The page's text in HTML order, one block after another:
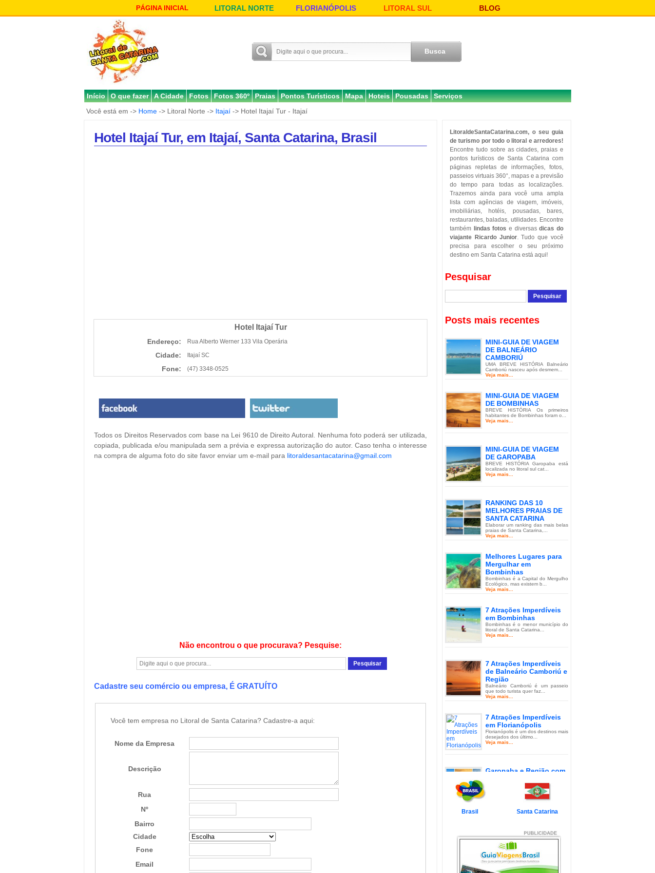
PÁGINA INICIAL LITORAL NORTE FLORIANÓPOLIS LITORAL SUL BLOG
Início O que fazer A Cidade Fotos Fotos 360º Praias Pontos Turísticos Mapa Hoteis Pousadas
Serviços
Você está em -> Home -> Litoral Norte -> Itajaí -> Hotel Itajaí Tur - Itajaí
Hotel Itajaí Tur, em Itajaí, Santa Catarina, Brasil
Hotel Itajaí Tur
Endereço: Rua Alberto Werner 133 Vila Operária
Cidade: Itajaí SC
Fone: (47) 3348-0525
Todos os Direitos Reservados com base na Lei 9610 de Direito Autoral. Nenhuma foto poderá ser utilizada,
copiada, publicada e/ou manipulada sem a prévia e expressa autorização do autor. Caso tenha o interesse
na compra de alguma foto do site favor enviar um e-mail para litoraldesantacatarina@gmail.com
Não encontrou o que procurava? Pesquise:
Cadastre seu comércio ou empresa, É GRATUÍTO
Você tem empresa no Litoral de Santa Catarina? Cadastre-a aqui:
Nome da Empresa
Descrição
Rua
Nº
Bairro
Cidade
Fone
Email
LitoraldeSantaCatarina.com, o seu guia
de turismo por todo o litoral e arredores!
Encontre tudo sobre as cidades, praias e
pontos turísticos de Santa Catarina com
páginas repletas de informações, fotos,
passeios virtuais 360°, mapas e a previsão
do tempo para todas as localizações.
Trazemos ainda para você uma ampla
lista com agências de viagem, imóveis,
imobiliárias, hotéis, pousadas, bares,
restaurantes, baladas, utilidades. Encontre
também
lindas fotos e diversasdicas do
viajante Ricardo Junior. Tudo que você
precisa para escolher o seu próximo
destino em Santa Catarina está aqui!
Pesquisar
Posts mais recentes
MINI-GUIA DE VIAGEM
DE BALNEÁRIO
CAMBORIÚ
UMA BREVE HISTÓRIA Balneário
Camboriú nasceu após desmem...
Veja mais...
MINI-GUIA DE VIAGEM
DE BOMBINHAS
BREVE HISTÓRIA Os primeiros
habitantes de Bombinhas foram o...
Veja mais...
MINI-GUIA DE VIAGEM
DE GAROPABA
BREVE HISTÓRIA Garopaba está
localizada no litoral sul cat...
Veja mais...
RANKING DAS 10
MELHORES PRAIAS DE
SANTA CATARINA
Elaborar um ranking das mais belas
praias de Santa Catarina,...
Veja mais...
Melhores Lugares para
Mergulhar em
Bombinhas
Bombinhas é a Capital do Mergulho
Ecológico, mas existem b...
Veja mais...
7 Atrações Imperdíveis
em Bombinhas
Bombinhas é o menor município do
litoral de Santa Catarina...
Veja mais...
7 Atrações Imperdíveis
de Balneário Camboriú e
Região
Balneário Camboriú é um passeio
que todo turista quer faz...
Veja mais...
7 Atrações Imperdíveis
em Florianópolis
Florianópolis é um dos destinos mais
desejados dos último...
Veja mais...
Garopaba e Região com
Garopaba é um município de Santa
Catarina a 80 quilômetro...
Veja mais...
com Crianças
Simplesmente magnífico! Assim
pode ser descrito o Litoral d...
Veja mais...
Brasil Santa Catarina